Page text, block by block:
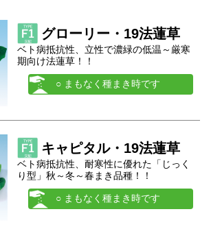
グローリー・19法蓮草
ベト病抵抗性、立性で濃緑の低温～厳寒
期向け法蓮草！！
○ まもなく種まき時です
キャピタル・19法蓮草
ベト病抵抗性、耐寒性に優れた「じっく
り型」秋～冬～春まき品種！！
○ まもなく種まき時です